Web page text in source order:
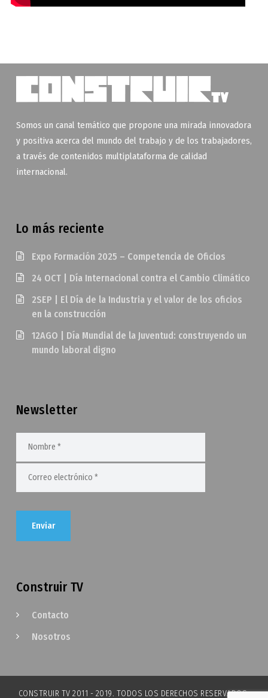
Somos un canal temático que propone una mirada innovadora
y positiva acerca del mundo del trabajo y de los trabajadores,
a través de contenidos multiplataforma de calidad
internacional.
Lo más reciente
Expo Formación 2025 – Competencia de Oficios
24 OCT | Día Internacional contra el Cambio Climático
2SEP | El Día de la Industria y el valor de los oficios
en la construcción
12AGO | Día Mundial de la Juventud: construyendo un
mundo laboral digno
Newsletter
Construir TV
Contacto
Nosotros
CONSTRUIR TV 2011 - 2019. TODOS LOS DERECHOS RESERVADOS.